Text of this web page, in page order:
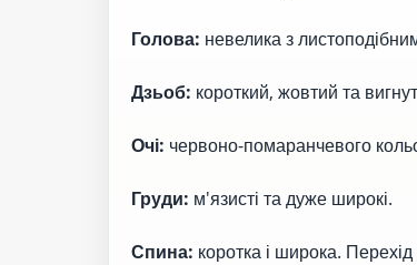
Голова: невелика з
Дзьоб: короткий, жовтий та
Очі: червоно-помаранчевого
Груди: м'язисті та дуже широкі.
Спина: коротка і широка.